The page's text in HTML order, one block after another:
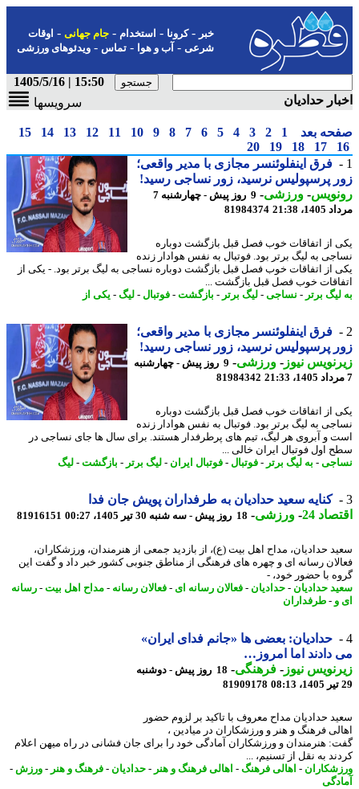
-کرونا-استخدام- جام جهانی-اوقات
شرعی-آب و هوا-تماس-ویدئوهای ورزشی
15:50 | 1405/5/16
حدادیان
سرویسها
بعد 1
2
3
4
5
6
7
8
9
10
11
12
13
14
15
17
18
19
20
فرق اینفلوئنسر مجازی با مدیر واقعی؛
پرسپولیس نرسید، زور نساجی رسید!
-ورزشی-
9 روز پیش - چهارشنبه 7
21:38
81984374
از اتفاقات خوب فصل قبل بازگشت دوباره
به لیگ برتر بود. فوتبال به نفس هوادار زنده
از اتفاقات خوب فصل قبل بازگشت دوباره نساجی به لیگ برتر بود. - یکی از
خوب فصل قبل بازگشت ...
برتر - نساجی-لیگ برتر - بازگشت-فوتبال-لیگ-یکی از
فرق اینفلوئنسر مجازی با مدیر واقعی؛
پرسپولیس نرسید، زور نساجی رسید!
نیوز-ورزشی-
9 روز پیش - چهارشنبه
81984342
از اتفاقات خوب فصل قبل بازگشت دوباره
به لیگ برتر بود. فوتبال به نفس هوادار زنده
و آبروی هر لیگ، تیم های پرطرفدار هستند. برای سال ها جای نساجی در
اول فوتبال ایران خالی ...
-به لیگ برتر - فوتبال-فوتبال ایران - لیگ برتر - بازگشت-لیگ
کنایه سعید حدادیان به طرفداران پویش جان فدا
24
-ورزشی-18 روز پیش - سه شنبه 30 تیر 1405، 00:27 81916151
حدادیان، مداح اهل بیت (ع)، از بازدید جمعی از هنرمندان، ورزشکاران،
رسانه ای و چهره های فرهنگی از مناطق جنوبی کشور خبر داد و گفت این
با حضور خود، -
حدادیان -حدادیان -فعالان رسانه ای- فعالان رسانه-مداح اهل بیت -رسانه
-طرفداران
حدادیان: بعضی ها «جانم فدای ایران»
دادند اما امروز…
نیوز-فرهنگی-
18 روز پیش - دوشنبه
81909178
حدادیان مداح معروف با تاکید بر لزوم حضور
فرهنگ و هنر و ورزشکاران در میادین ،
هنرمندان و ورزشکاران آمادگی خود را برای جان فشانی در راه میهن اعلام
به نقل از تسنیم، ...
- اهالی فرهنگ -اهالی فرهنگ و هنر-حدادیان -فرهنگ و هنر-ورزش -